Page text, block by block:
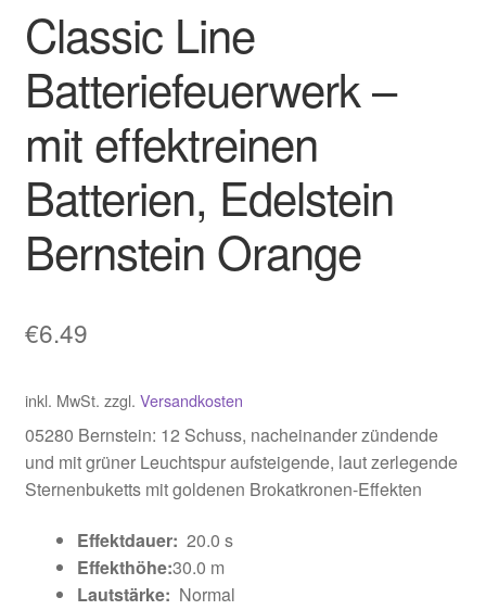
Classic Line
Batteriefeuerwerk –
mit effektreinen
Batterien, Edelstein
Bernstein Orange
€6.49
inkl. MwSt. zzgl. Versandkosten
05280 Bernstein: 12 Schuss, nacheinander zündende
und mit grüner Leuchtspur aufsteigende, laut zerlegende
Sternenbuketts mit goldenen Brokatkronen-Effekten
Effektdauer: 20.0 s
Effekthöhe:30.0 m
Lautstärke: Normal